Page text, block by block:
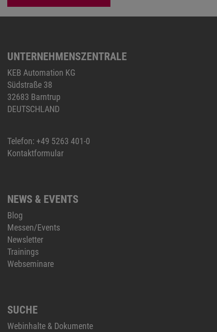
UNTERNEHMENSZENTRALE
KEB Automation KG
Südstraße 38
32683 Barntrup
DEUTSCHLAND
Telefon: +49 5263 401-0
Kontaktformular
NEWS & EVENTS
Blog
Messen/Events
Newsletter
Trainings
Webseminare
SUCHE
Webinhalte & Dokumente